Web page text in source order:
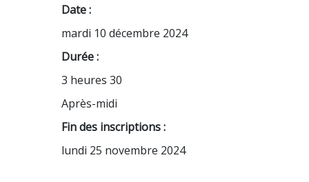
Date :
mardi 10 décembre 2024
Durée :
3 heures 30
Après-midi
Fin des inscriptions :
lundi 25 novembre 2024